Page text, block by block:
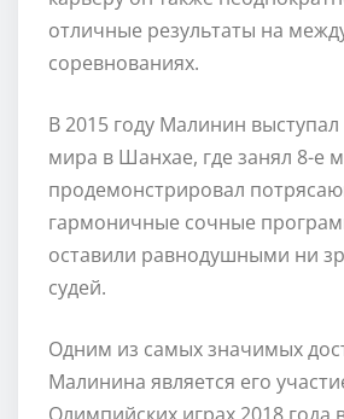
отличные результаты на
соревнованиях.
В 2015 году Малинин
мира в Шанхае, где занял 8-е
продемонстрировал
гармоничные сочные
оставили равнодушными ни
судей.
Одним из самых значимых
Малинина является его